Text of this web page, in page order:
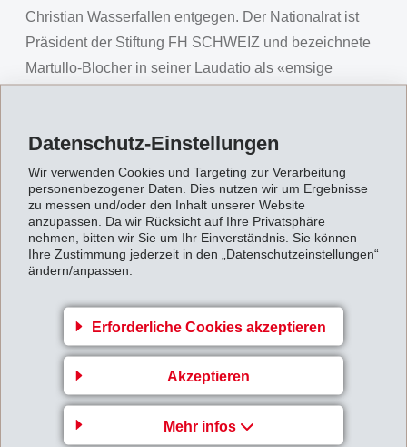
Datenschutz-Einstellungen
Wir verwenden Cookies und Targeting zur Verarbeitung
personenbezogener Daten. Dies nutzen wir um Ergebnisse
zu messen und/oder den Inhalt unserer Website
anzupassen. Da wir Rücksicht auf Ihre Privatsphäre
nehmen, bitten wir Sie um Ihr Einverständnis. Sie können
Ihre Zustimmung jederzeit in den „Datenschutzeinstellungen“
ändern/anpassen.
Erforderliche Cookies akzeptieren
Akzeptieren
Mehr infos
Christian Wasserfallen entgegen. Der Nationalrat ist
Präsident der Stiftung FH SCHWEIZ und bezeichnete
Martullo-Blocher in seiner Laudatio als «emsige
Nationalrätin auch in der Politik für das duale
Bildungssystem stark mache. Wie Ems-Chemie im
Kanton Graubünden schon Kinder sensibilisiere, sei
vorbildlich. Das Wissenschaftszentrum EMSORAMA
trage ebenfalls zur Breitenwirkung bei. Martullo-
Blocher betonte in ihren Dankesworten, wie wichtig es
Preisgeld in eine EMS-App für Lernende und
Berufsbildner investieren: Damit soll die
Kommunikation verbessert, die Betreuung und
Versorgung der Lernenden mit Lern- und
Übungsmaterialien optimiert und die Administration